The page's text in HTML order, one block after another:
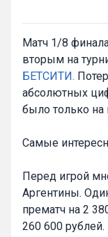
Матч 1/8
вторым на
БЕТСИТИ.
абсолютных
было только на
Самые
Перед игрой
Аргентины.
прематч на 2
260 600 рублей.